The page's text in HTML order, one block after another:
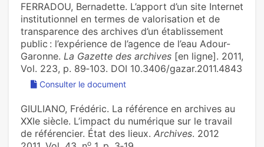
FERRADOU, Bernadette. L’apport d’un site Internet
institutionnel en termes de valorisation et de
transparence des archives d’un établissement
public : l’expérience de l’agence de l’eau Adour-
Garonne. La Gazette des archives [en ligne]. 2011,
Vol. 223, p. 89‑103. DOI 10.3406/gazar.2011.4843
Consulter le document
GIULIANO, Frédéric. La référence en archives au
XXIe siècle. L’impact du numérique sur le travail
de référencier. État des lieux. Archives. 2012
o